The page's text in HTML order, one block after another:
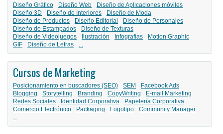
Diseño Gráfico Diseño Web
Diseño de Aplicaciones móviles
Diseño 3D
Diseño de Interiores
Diseño de Moda
Diseño de Productos
Diseño Editorial
Diseño de Personajes
Diseño de Estampados
Diseño de Texturas
Diseño de Videojuegos
Ilustración Infografías
Motion Graphic
GIF
Diseño de Letras ...
Cursos de Marketing
Posicionamiento en buscadores (SEO) SEM
Facebook Ads
Blogging
Storytelling Branding CopyWriting
E-mail Marketing
Redes Sociales
Identidad Corporativa
Papelería Corporativa
Comercio Electrónico
Packaging Logotipo
Community Manager
...